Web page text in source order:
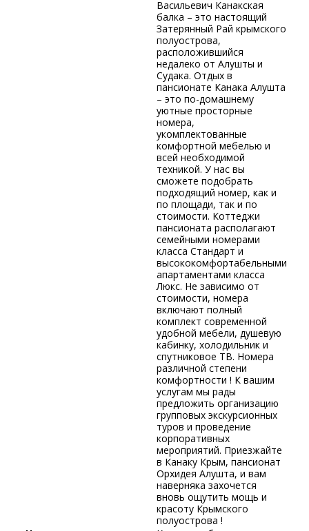
Васильевич Канакская
балка – это настоящий
Затерянный Рай крымского
полуострова,
расположившийся
недалеко от Алушты и
Судака. Отдых в
пансионате Канака Алушта
– это по-домашнему
уютные просторные
номера,
укомплектованные
комфортной мебелью и
всей необходимой
техникой. У нас вы
сможете подобрать
подходящий номер, как и
по площади, так и по
стоимости. Коттеджи
пансионата располагают
семейными номерами
класса Стандарт и
высококомфортабельными
апартаментами класса
Люкс. Не зависимо от
стоимости, номера
включают полный
комплект современной
удобной мебели, душевую
кабинку, холодильник и
спутниковое ТВ. Номера
различной степени
комфортности ! К вашим
услугам мы рады
предложить организацию
групповых экскурсионных
туров и проведение
корпоративных
мероприятий. Приезжайте
в Канаку Крым, пансионат
Орхидея Алушта, и вам
наверняка захочется
вновь ощутить мощь и
красоту Крымского
полуострова !